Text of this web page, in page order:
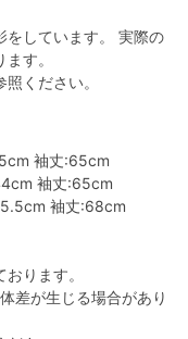
をしています。 実際の
す。
ください。
袖丈:65cm
袖丈:65cm
袖丈:68cm
ります。
差が生じる場合があり